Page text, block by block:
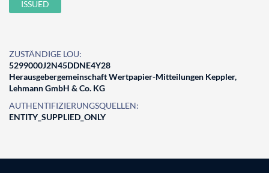
ISSUED
ZUSTÄNDIGE LOU:
5299000J2N45DDNE4Y28
Herausgebergemeinschaft Wertpapier-Mitteilungen Keppler,
Lehmann GmbH & Co. KG
AUTHENTIFIZIERUNGSQUELLEN:
ENTITY_SUPPLIED_ONLY